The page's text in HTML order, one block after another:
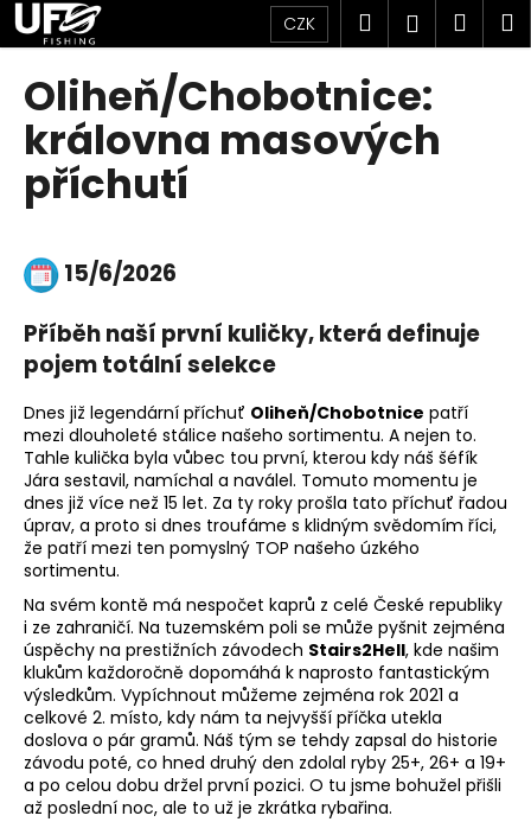
Přejít
na
obsah
CZK Hledat
Oliheň/Chobotnice:
královna masových
příchutí
15/6/2026
Příběh naší první kuličky, která definuje
pojem totální selekce
Dnes již legendární příchuť Oliheň/Chobotnice patří
mezi dlouholeté stálice našeho sortimentu. A nejen to.
Tahle kulička byla vůbec tou první, kterou kdy náš šéfík
Jára sestavil, namíchal a naválel. Tomuto momentu je
dnes již více než 15 let. Za ty roky prošla tato příchuť řadou
úprav, a proto si dnes troufáme s klidným svědomím říci,
že patří mezi ten pomyslný TOP našeho úzkého
sortimentu.
Na svém kontě má nespočet kaprů z celé České republiky
i ze zahraničí. Na tuzemském poli se může pyšnit zejména
úspěchy na prestižních závodech Stairs2Hell, kde našim
klukům každoročně dopomáhá k naprosto fantastickým
výsledkům. Vypíchnout můžeme zejména rok 2021 a
celkové 2. místo, kdy nám ta nejvyšší příčka utekla
doslova o pár gramů. Náš tým se tehdy zapsal do historie
závodu poté, co hned druhý den zdolal ryby 25+, 26+ a 19+
a po celou dobu držel první pozici. O tu jsme bohužel přišli
až poslední noc, ale to už je zkrátka rybařina.
K
o
C
o
p
o
t
ř
e
b
u
j
e
t
e
n
a
j
í
t
?
HLEDAT